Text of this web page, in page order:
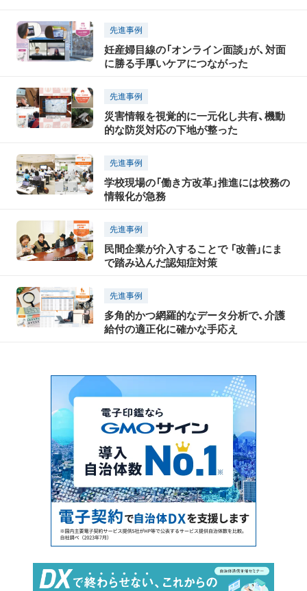
先進事例
妊産婦目線の「オンライン面談」が、対面
に勝る手厚いケアにつながった
先進事例
災害情報を視覚的に一元化し共有、機動
的な防災対応の下地が整った
先進事例
学校現場の「働き方改革」推進には校務の
情報化が急務
先進事例
民間企業が介入することで 「改善」にま
で踏み込んだ認知症対策
先進事例
多角的かつ網羅的なデータ分析で、介護
給付の適正化に確かな手応え